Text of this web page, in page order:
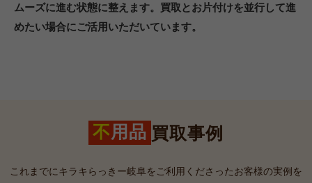
ムーズに進む状態に整えます。買取とお片付けを並行して進
めたい場合にご活用いただいています。
不用品 買取事例
これまでにキラキらっきー岐阜をご利用くださったお客様の実例を